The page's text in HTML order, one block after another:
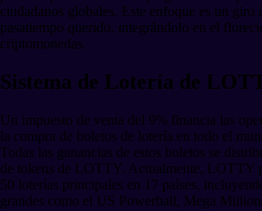
ciudadanos globales. Este enfoque es un giro
pasatiempo querido, integrándolo en el
criptomonedas.
Sistema de Lotería de
Un impuesto de venta del 9% financia las
la compra de boletos de lotería en todo el
Todas las ganancias de estos boletos se
de tokens de LOTTY. Actualmente, LOTTY
50 loterías principales en 17 países,
grandes como el US Powerball, Mega